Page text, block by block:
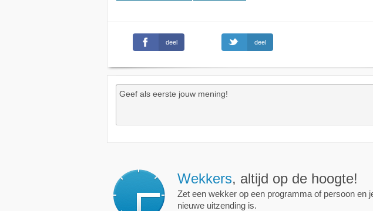
deel deel
Wekkers, altijd op de hoogte!
Zet een wekker op een programma of persoon en
nieuwe uitzending is.